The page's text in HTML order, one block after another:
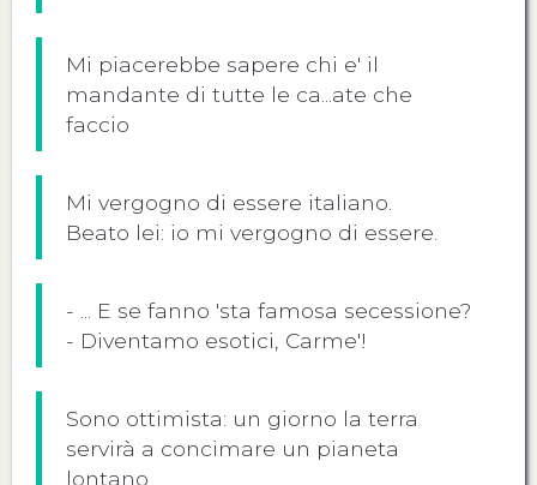
Mi piacerebbe sapere chi e' il
mandante di tutte le ca...ate che
faccio
Mi vergogno di essere italiano.
Beato lei: io mi vergogno di essere.
- ... E se fanno 'sta famosa secessione?
- Diventamo esotici, Carme'!
Sono ottimista: un giorno la terra
servirà a concimare un pianeta
lontano